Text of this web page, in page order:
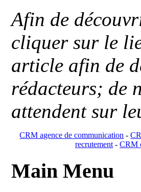
Afin de
cliquer sur le
article afin de
rédacteurs; de
attendent sur
CRM agence de communication -
recrutement- CRM
Main Menu